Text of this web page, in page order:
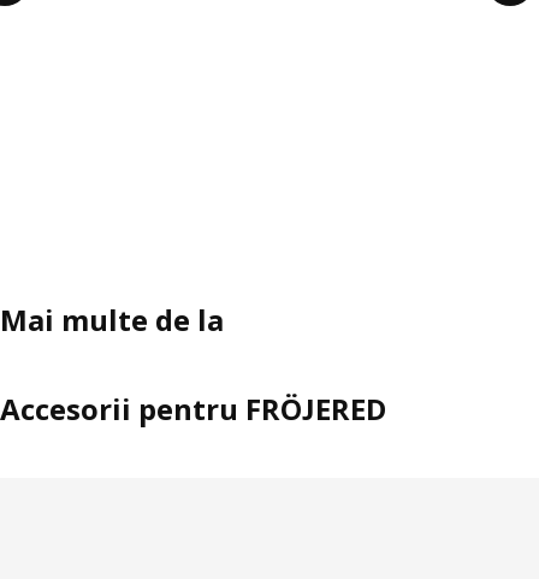
Mai multe de la
Accesorii pentru FRÖJERED